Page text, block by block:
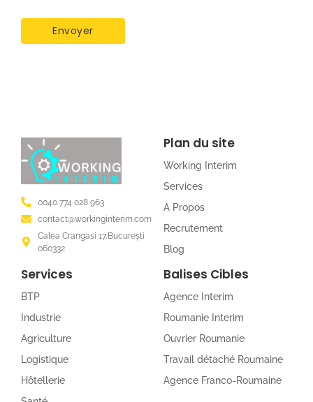
0040 774 028 963
contact@workinginterim.com
Calea Crangasi 17,București
060332
Plan du site
Working Interim
Services
A Propos
Recrutement
Blog
Services
BTP
Industrie
Agriculture
Logistique
Hôtellerie
Balises Cibles
Agence Interim
Roumanie Interim
Ouvrier Roumanie
Travail détaché Roumaine
Agence Franco-Roumaine